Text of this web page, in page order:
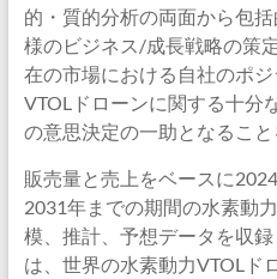
的・質的分析の両面から包
様のビジネス/成長戦略の策
在の市場における自社のポ
VTOLドローンに関する十分
の意思決定の一助となること
販売量と売上をベースに
2031年までの期間の水素動
模、推計、予想データを収
は、世界の水素動力VTOLド